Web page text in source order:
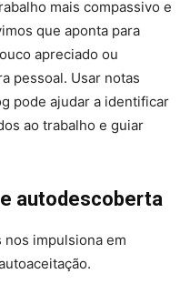
mais compassivo e
que aponta para
apreciado ou
pessoal. Usar notas
pode ajudar a identificar
ao trabalho e guiar
autodescoberta
nos impulsiona em